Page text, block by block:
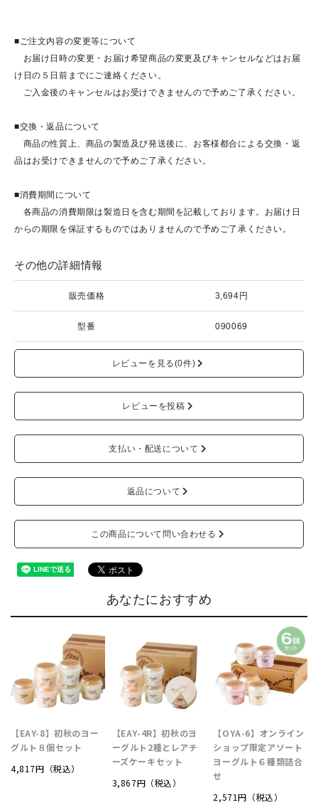
■ご注文内容の変更等について
お届け日時の変更・お届け希望商品の変更及びキャンセルなどはお届
け日の５日前までにご連絡ください。
ご入金後のキャンセルはお受けできませんので予めご了承ください。
■交換・返品について
商品の性質上、商品の製造及び発送後に、お客様都合による交換・返
品はお受けできませんので予めご了承ください。
■消費期間について
各商品の消費期限は製造日を含む期間を記載しております。お届け日
からの期限を保証するものではありませんので予めご了承ください。
その他の詳細情報
販売価格 3,694円
型番 090069
レビューを見る(0件)
レビューを投稿
支払い・配送について
返品について
この商品について問い合わせる
あなたにおすすめ
【EAY-8】初秋のヨー
グルト８個セット
4,817円（税込）
【EAY-4R】初秋のヨ
ーグルト2種とレアチ
ーズケーキセット
3,867円（税込）
【OYA-6】オンライン
ショップ限定アソート
ヨーグルト６種類詰合
せ
2,571円（税込）